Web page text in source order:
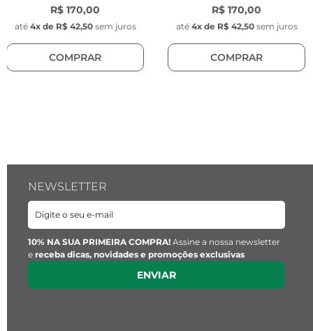
Largura: 10 mm
Espessura: 5 mm
Cor: Preta
Material: Ágata preta (pedra natural)
Posição da pedra: Fixa no cabochon
Comprimento: 21,5 mm
Largura:
Espessura: 0,9 mm
Cor: Prata
Material: Zamak
R$ 170,00
até 4x de R$ 42,50 sem juros
COMPRAR
R$ 170,00
até 4x de R$ 42,50 sem juros
COMPRAR
NEWSLETTER
10% NA SUA PRIMEIRA COMPRA! Assine a nossa newsletter
e receba dicas, novidades e promoções exclusivas
ENVIAR